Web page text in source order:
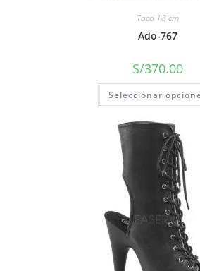
Taco 18 cm
Ado-767
S/370.00
Seleccionar